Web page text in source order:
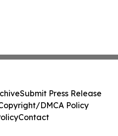
Submit Press Release
DMCA Policy
Contact